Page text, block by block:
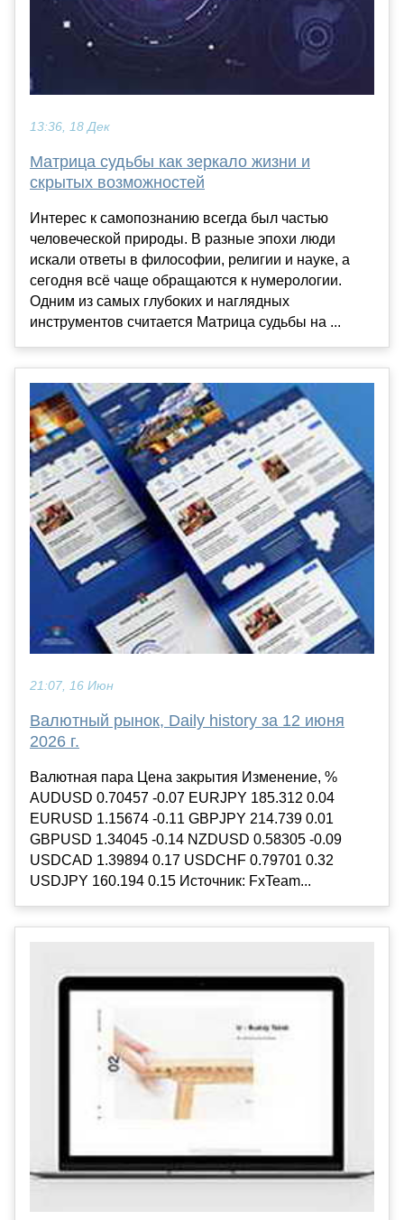
13:36, 18 Дек
Матрица судьбы как зеркало жизни и
скрытых возможностей
Интерес к самопознанию всегда был частью
человеческой природы. В разные эпохи люди
искали ответы в философии, религии и науке, а
сегодня всё чаще обращаются к нумерологии.
Одним из самых глубоких и наглядных
инструментов считается Матрица судьбы на ...
21:07, 16 Июн
Валютный рынок, Daily history за 12 июня
2026 г.
Валютная пара Цена закрытия Изменение, %
AUDUSD 0.70457 -0.07 EURJPY 185.312 0.04
EURUSD 1.15674 -0.11 GBPJPY 214.739 0.01
GBPUSD 1.34045 -0.14 NZDUSD 0.58305 -0.09
USDCAD 1.39894 0.17 USDCHF 0.79701 0.32
USDJPY 160.194 0.15 Источник: FxTeam...